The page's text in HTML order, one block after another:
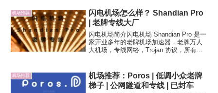
机场推荐
闪电机场怎么样？ Shandian Pro
| 老牌专线大厂
闪电机场简介闪电机场 Shandian Pro 是一
家开业多年的老牌机场加速器，老牌万人
大机场，专线网络，Trojan 协议，所有节
Disney+ 流媒体...
机场推荐
机场推荐：Poros | 低调小众老牌
梯子 | 公网隧道和专线 | 已封车